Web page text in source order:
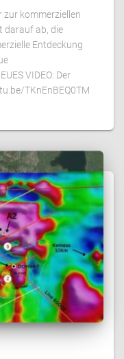
zur kommerziellen
darauf ab, die
Entdeckung
VIDEO: Der
TKnEnBEQ0TM